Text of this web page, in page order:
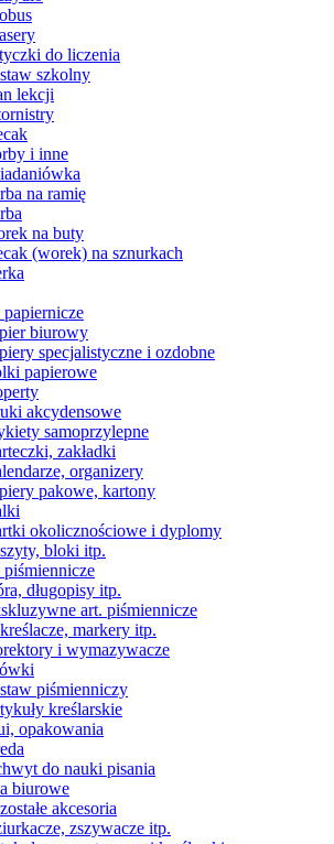
do liczenia
szkolny
lekcji
i inne
na ramię
na buty
(worek) na sznurkach
biurowy
specjalistyczne i ozdobne
papierowe
akcydensowe
samoprzylepne
zakładki
organizery
pakowe, kartony
okolicznościowe i dyplomy
bloki itp.
długopisy itp.
art. piśmiennicze
markery itp.
i wymazywacze
piśmienniczy
kreślarskie
opakowania
do nauki pisania
biurowe
akcesoria
zszywacze itp.